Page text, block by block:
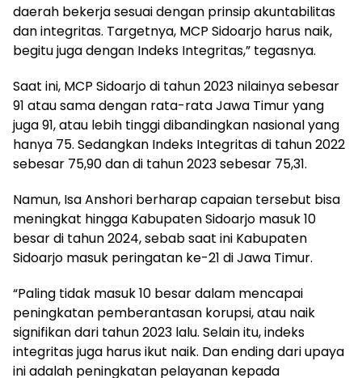
daerah bekerja sesuai dengan prinsip akuntabilitas
dan integritas. Targetnya, MCP Sidoarjo harus naik,
begitu juga dengan Indeks Integritas,” tegasnya.
Saat ini, MCP Sidoarjo di tahun 2023 nilainya sebesar
91 atau sama dengan rata-rata Jawa Timur yang
juga 91, atau lebih tinggi dibandingkan nasional yang
hanya 75. Sedangkan Indeks Integritas di tahun 2022
sebesar 75,90 dan di tahun 2023 sebesar 75,31.
Namun, Isa Anshori berharap capaian tersebut bisa
meningkat hingga Kabupaten Sidoarjo masuk 10
besar di tahun 2024, sebab saat ini Kabupaten
Sidoarjo masuk peringatan ke-21 di Jawa Timur.
“Paling tidak masuk 10 besar dalam mencapai
peningkatan pemberantasan korupsi, atau naik
signifikan dari tahun 2023 lalu. Selain itu, indeks
integritas juga harus ikut naik. Dan ending dari upaya
ini adalah peningkatan pelayanan kepada